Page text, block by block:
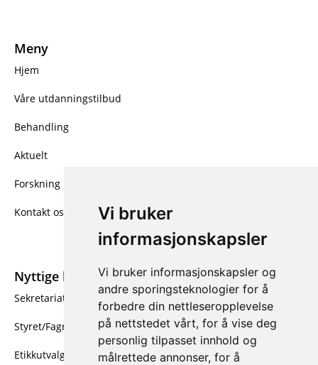
Vi bruker
informasjonskapsler
Vi bruker informasjonskapsler og
andre sporingsteknologier for å
forbedre din nettleseropplevelse
på nettstedet vårt, for å vise deg
personlig tilpasset innhold og
målrettede annonser, for å
Meny
Hjem
Våre utdanningstilbud
Behandling
Aktuelt
Forskning
Kontakt oss
Nyttige linker
Sekretariatet
Styret/Fagrådet
Etikkutvalget